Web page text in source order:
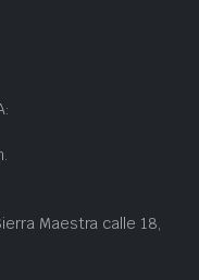
Maestra calle 18,